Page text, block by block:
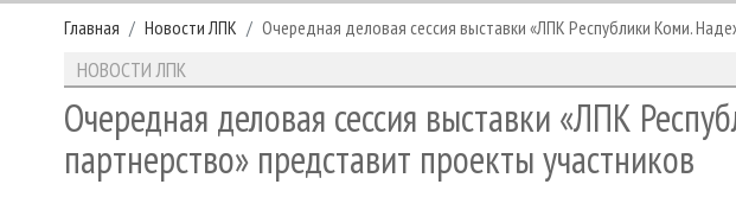
Главная Новости ЛПК Очередная деловая сессия выставки «ЛПК Республики Коми.
НОВОСТИ ЛПК
Очередная деловая сессия выставки «ЛПК
партнерство» представит проекты участников